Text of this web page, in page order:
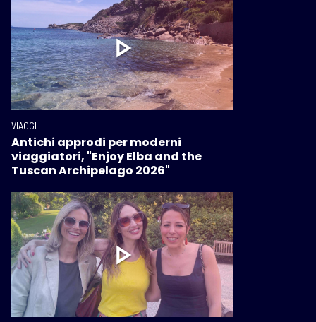
VIAGGI
Antichi approdi per moderni
viaggiatori, "Enjoy Elba and the
Tuscan Archipelago 2026"